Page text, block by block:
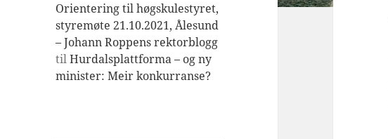
Orientering til høgskulestyret,
styremøte 21.10.2021, Ålesund
– Johann Roppens rektorblogg
tilHurdalsplattforma – og ny
minister: Meir konkurranse?